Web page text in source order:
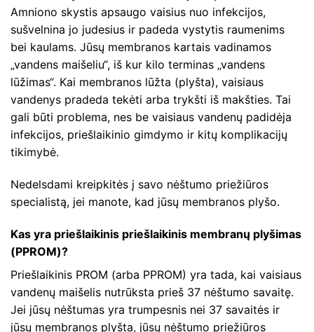
Amniono skystis apsaugo vaisius nuo infekcijos,
sušvelnina jo judesius ir padeda vystytis raumenims
bei kaulams. Jūsų membranos kartais vadinamos
„vandens maišeliu“, iš kur kilo terminas „vandens
lūžimas“. Kai membranos lūžta (plyšta), vaisiaus
vandenys pradeda tekėti arba trykšti iš makšties. Tai
gali būti problema, nes be vaisiaus vandenų padidėja
infekcijos, priešlaikinio gimdymo ir kitų komplikacijų
tikimybė.
Nedelsdami kreipkitės į savo nėštumo priežiūros
specialistą, jei manote, kad jūsų membranos plyšo.
Kas yra priešlaikinis priešlaikinis membranų plyšimas
(PPROM)?
Priešlaikinis PROM (arba PPROM) yra tada, kai vaisiaus
vandenų maišelis nutrūksta prieš 37 nėštumo savaitę.
Jei jūsų nėštumas yra trumpesnis nei 37 savaitės ir
jūsų membranos plyšta, jūsų nėštumo priežiūros